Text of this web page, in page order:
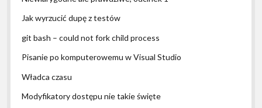
Jak wyrzucić dupę z testów
git bash – could not fork child process
Pisanie po komputerowemu w Visual Studio
Władca czasu
Modyfikatory dostępu nie takie święte